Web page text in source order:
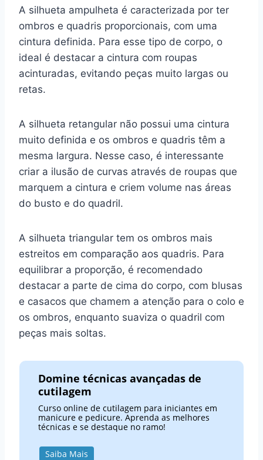
A silhueta ampulheta é caracterizada por ter
ombros e quadris proporcionais, com uma
cintura definida. Para esse tipo de corpo, o
ideal é destacar a cintura com roupas
acinturadas, evitando peças muito largas ou
retas.
A silhueta retangular não possui uma cintura
muito definida e os ombros e quadris têm a
mesma largura. Nesse caso, é interessante
criar a ilusão de curvas através de roupas que
marquem a cintura e criem volume nas áreas
do busto e do quadril.
A silhueta triangular tem os ombros mais
estreitos em comparação aos quadris. Para
equilibrar a proporção, é recomendado
destacar a parte de cima do corpo, com blusas
e casacos que chamem a atenção para o colo e
os ombros, enquanto suaviza o quadril com
peças mais soltas.
Domine técnicas avançadas de
cutilagem
Curso online de cutilagem para iniciantes em
manicure e pedicure. Aprenda as melhores
técnicas e se destaque no ramo!
Saiba Mais